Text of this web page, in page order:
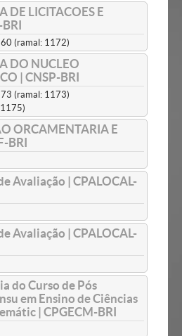
DE LICITACOES E
BRI
(ramal: 1172)
DO NUCLEO
| CNSP-BRI
(ramal: 1173)
ORCAMENTARIA E
BRI
Avaliação | CPALOCAL-
Avaliação | CPALOCAL-
do Curso de Pós
em Ensino de Ciências
| CPGECM-BRI